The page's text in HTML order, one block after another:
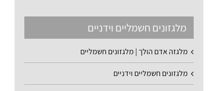
מלגזונים חשמליים וידניים
מלגזה אדם הולך | מלגזונים חשמליים
מלגזונים חשמליים וידניים